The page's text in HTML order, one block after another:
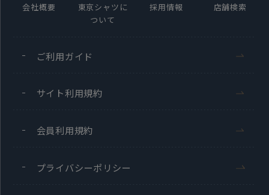
日本
発売日
この商品に対するお問い合わせ
会社概要
東京シャツに
ついて
採用情報 店舗検索
ご利用ガイド
サイト利用規約
会員利用規約
プライバシーポリシー